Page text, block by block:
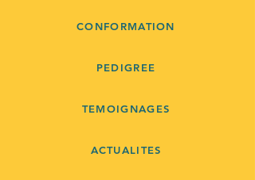
CONFORMATION
PEDIGREE
TEMOIGNAGES
ACTUALITES